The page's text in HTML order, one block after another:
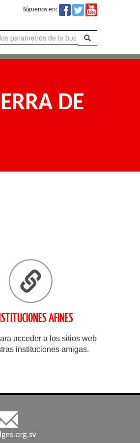
Síguenos en:
DE
AFINES
acceder a los sitios web
instituciones amigas.